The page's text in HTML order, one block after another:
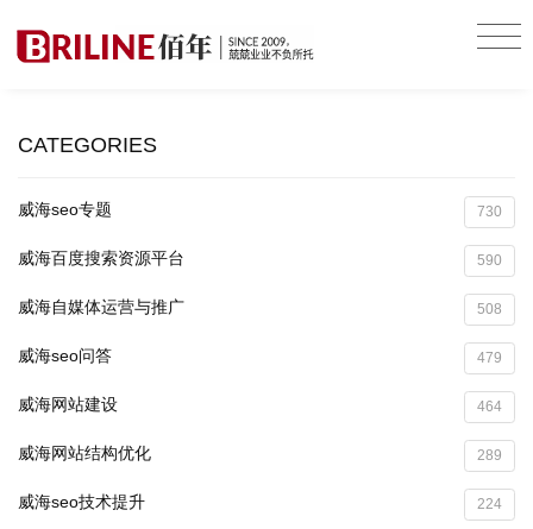
CATEGORIES
威海seo专题 730
威海百度搜索资源平台 590
威海自媒体运营与推广 508
威海seo问答 479
威海网站建设 464
威海网站结构优化 289
威海seo技术提升 224